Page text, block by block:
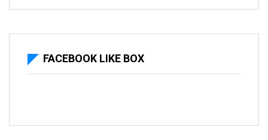
FACEBOOK LIKE BOX